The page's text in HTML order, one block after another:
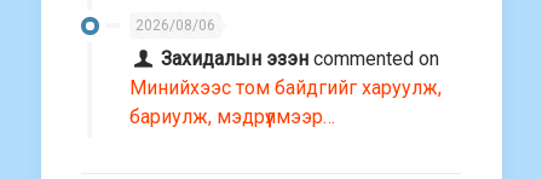
2026/08/06
Захидалын эзэн commented on
Минийхээс том байдгийг харуулж,
бариулж, мэдрүүлмээр…